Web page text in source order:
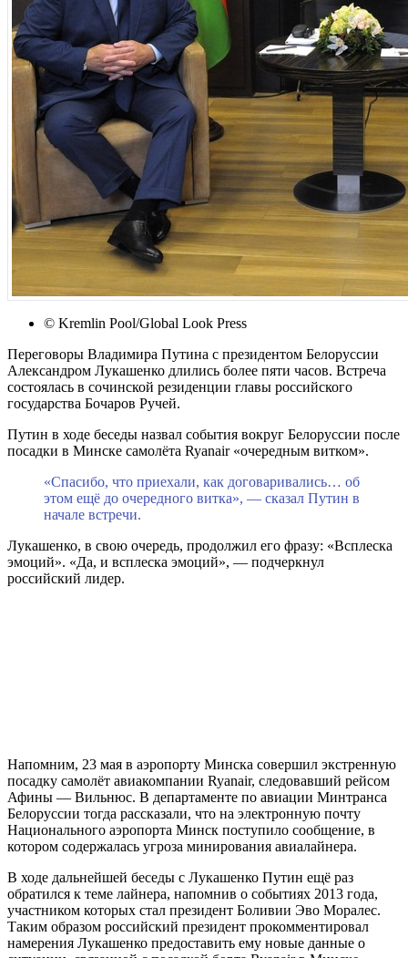
© Kremlin Pool/Global Look Press
Переговоры Владимира Путина с президентом Белоруссии
Александром Лукашенко длились более пяти часов. Встреча
состоялась в сочинской резиденции главы российского
государства Бочаров Ручей.
Путин в ходе беседы назвал события вокруг Белоруссии после
посадки в Минске самолёта Ryanair «очередным витком».
«Спасибо, что приехали, как договаривались… об
этом ещё до очередного витка», — сказал Путин в
начале встречи.
Лукашенко, в свою очередь, продолжил его фразу: «Всплеска
эмоций». «Да, и всплеска эмоций», — подчеркнул
российский лидер.
Напомним, 23 мая в аэропорту Минска совершил экстренную
посадку самолёт авиакомпании Ryanair, следовавший рейсом
Афины — Вильнюс. В департаменте по авиации Минтранса
Белоруссии тогда рассказали, что на электронную почту
Национального аэропорта Минск поступило сообщение, в
котором содержалась угроза минирования авиалайнера.
В ходе дальнейшей беседы с Лукашенко Путин ещё раз
обратился к теме лайнера, напомнив о событиях 2013 года,
участником которых стал президент Боливии Эво Моралес.
Таким образом российский президент прокомментировал
намерения Лукашенко предоставить ему новые данные о